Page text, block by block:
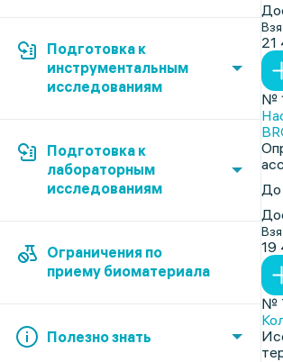
Подготовка к
инструментальным
исследованиям
Подготовка к
лабораторным
исследованиям
Ограничения по
приему биоматериала
Полезно знать
21
№
До
19
№